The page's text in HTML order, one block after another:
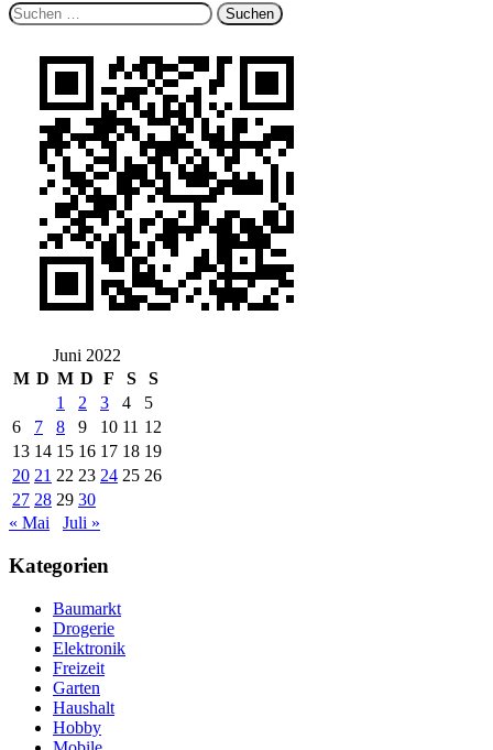
Suchen
nach:
Juni 2022
M D M D F S
S
1
2 3 4
5
6
7 8 9 10 11 12
13 14 15 16 17 18 19
20 21 22 23 24 25 26
27 28 29 30
« Mai
Juli »
Kategorien
Baumarkt
Drogerie
Elektronik
Freizeit
Garten
Haushalt
Hobby